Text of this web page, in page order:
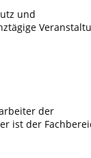
und
der
ist der